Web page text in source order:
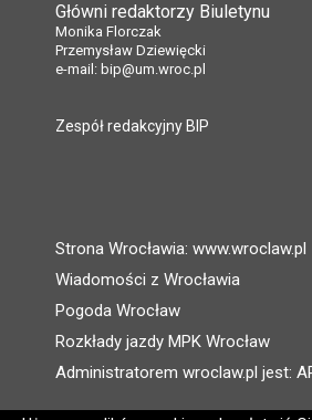
Główni redaktorzy Biuletynu
Monika Florczak
Przemysław Dziewięcki
e-mail: bip@um.wroc.pl
Zespół redakcyjny BIP
Strona Wrocławia: www.wroclaw.pl
Wiadomości z Wrocławia
Pogoda Wrocław
Rozkłady jazdy MPK Wrocław
Administratorem wroclaw.pl jest: